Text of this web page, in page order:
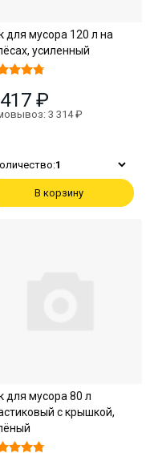
для мусора 120 л на
усиленный
₽
3 314 ₽
1
В корзину
для мусора 80 л
с крышкой,